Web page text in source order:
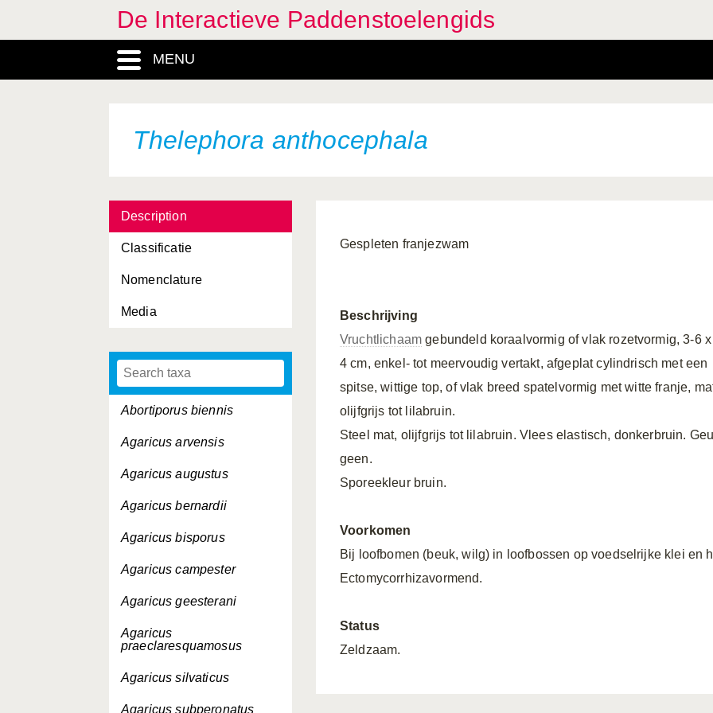
De Interactieve Paddenstoelengids
MENU
Thelephora anthocephala
Description
Classificatie
Nomenclature
Media
Abortiporus biennis
Agaricus arvensis
Agaricus augustus
Agaricus bernardii
Agaricus bisporus
Agaricus campester
Agaricus geesterani
Agaricus
praeclaresquamosus
Agaricus silvaticus
Agaricus subperonatus
Gespleten franjezwam
Beschrijving
Vruchtlichaam gebundeld koraalvormig of vlak rozetvormig, 3-6
4 cm, enkel- tot meervoudig vertakt, afgeplat cylindrisch met een
spitse, wittige top, of vlak breed spatelvormig met witte franje,
olijfgrijs tot lilabruin.
Steel mat, olijfgrijs tot lilabruin. Vlees elastisch, donkerbruin.
geen.
Sporeekleur bruin.
Voorkomen
Bij loofbomen (beuk, wilg) in loofbossen op voedselrijke klei en
Ectomycorrhizavormend.
Status
Zeldzaam.